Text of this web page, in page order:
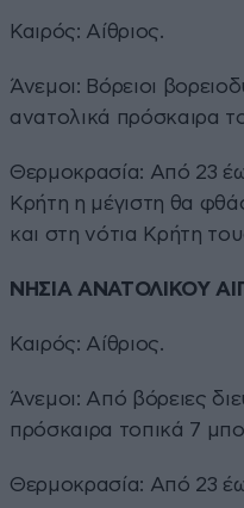
Καιρός: Αίθριος.
Άνεμοι: Βόρειοι
ανατολικά πρόσκαιρα
Θερμοκρασία: Από 23
Κρήτη η μέγιστη θα
και στη νότια Κρήτη
ΝΗΣΙΑ ΑΝΑΤΟΛΙΚΟΥ
Καιρός: Αίθριος.
Άνεμοι: Από βόρειες
πρόσκαιρα τοπικά 7
Θερμοκρασία: Από 23